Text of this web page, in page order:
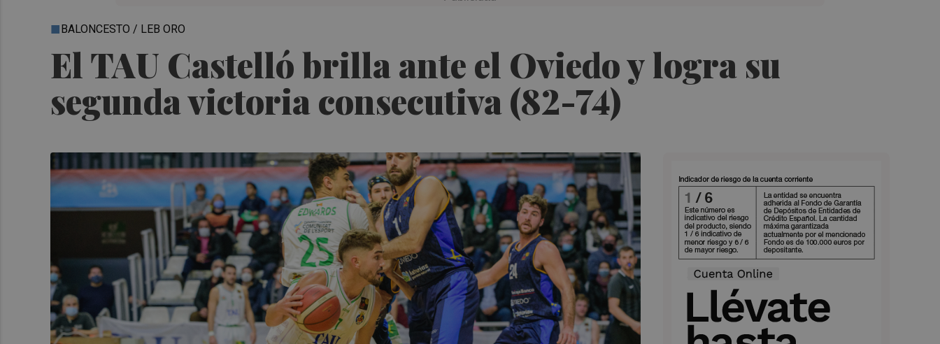
El TAU Castelló brilla ante el Oviedo y logra su
segunda victoria consecutiva (82-74)
BALONCESTO / LEB ORO